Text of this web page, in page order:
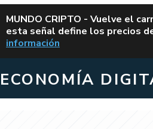
ALERTA
MUNDO CRIPTO - Vuelve el
esta señal define los precios
información
ECONOMÍA